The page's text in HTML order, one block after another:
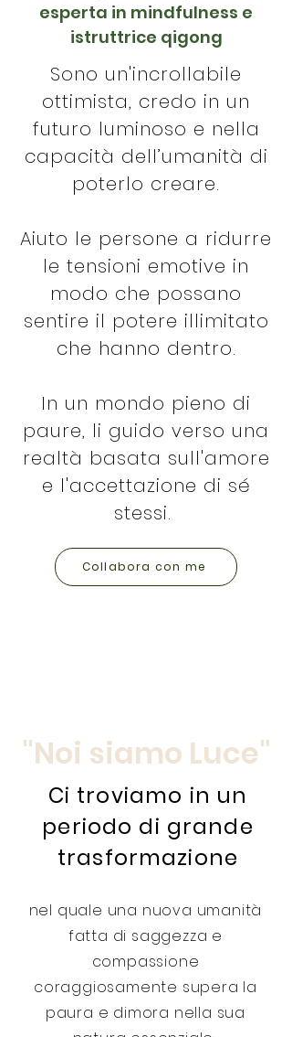
esperta in mindfulness e
istruttrice qigong
Sono un'incrollabile
ottimista, credo in un
futuro luminoso e nella
capacità dell’umanità di
poterlo creare.
Aiuto le persone a ridurre
le tensioni emotive in
modo che possano
sentire il potere illimitato
che hanno dentro.
In un mondo pieno di
paure, li guido verso una
realtà basata sull'amore
e l'accettazione di sé
stessi.
Collabora con me
"Noi siamo Luce"
Ci troviamo in un
periodo di grande
trasformazione
nel quale una nuova umanità
fatta di saggezza e
compassione
coraggiosamente supera la
paura e dimora nella sua